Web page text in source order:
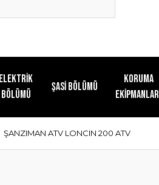
ELEKTRİK
BÖLÜMÜ
ŞASİ BÖLÜMÜ
KORUMA
EKİPMANLARI
ŞANZIMAN ATV LONCIN 200 ATV